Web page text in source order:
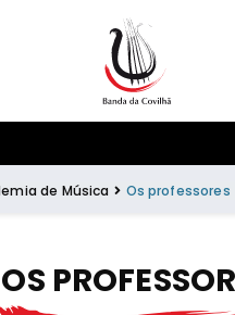
de Música Os professores
OS